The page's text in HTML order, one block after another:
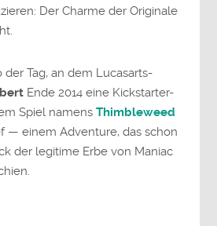
Der Charme der Originale
der Tag, an dem Lucasarts-
Ende 2014 eine Kickstarter-
Spiel namensThimbleweed
— einem Adventure, das schon
der legitime Erbe von Maniac